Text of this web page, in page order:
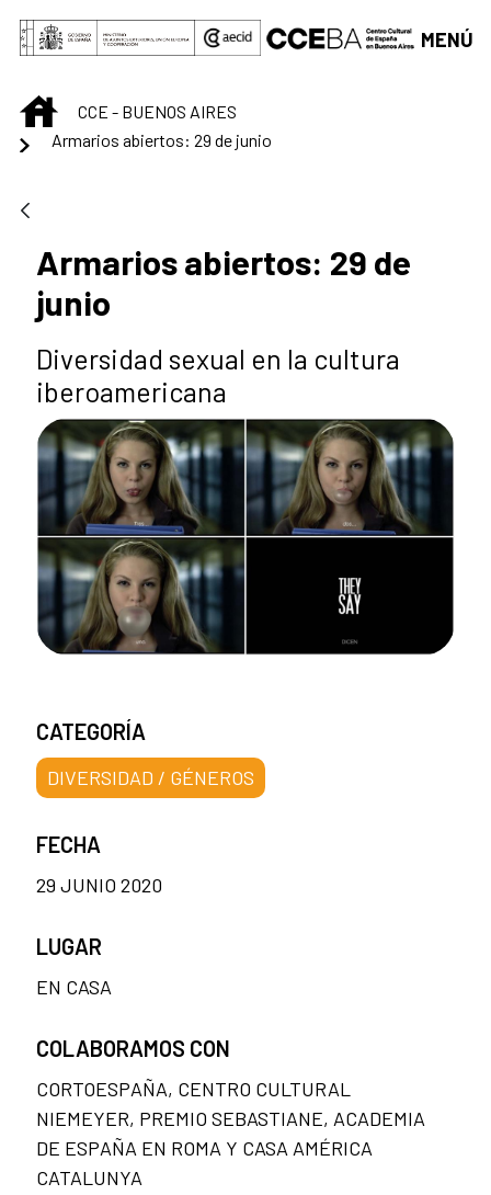
Saltar al contenido principal
MENÚ
INICIOCCE - BUENOS AIRES
Armarios abiertos: 29 de junio
Armarios abiertos: 29 de
junio
Diversidad sexual en la cultura
iberoamericana
CATEGORÍA
DIVERSIDAD / GÉNEROS
FECHA
29 JUNIO 2020
LUGAR
EN CASA
COLABORAMOS CON
CORTOESPAÑA, CENTRO CULTURAL
NIEMEYER, PREMIO SEBASTIANE, ACADEMIA
DE ESPAÑA EN ROMA Y CASA AMÉRICA
CATALUNYA